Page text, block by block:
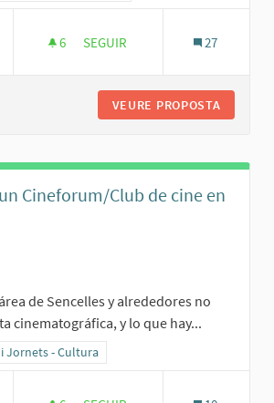
6 6 SEGUIDORES
SEGUIR 27
VEURE PROPOSTA
Cineforum/Club de cine en
de Sencelles y alrededores no
cinematográfica, y lo que hay...
per la categoria: Sencelles poble i Jornets -
Jornets - Cultura